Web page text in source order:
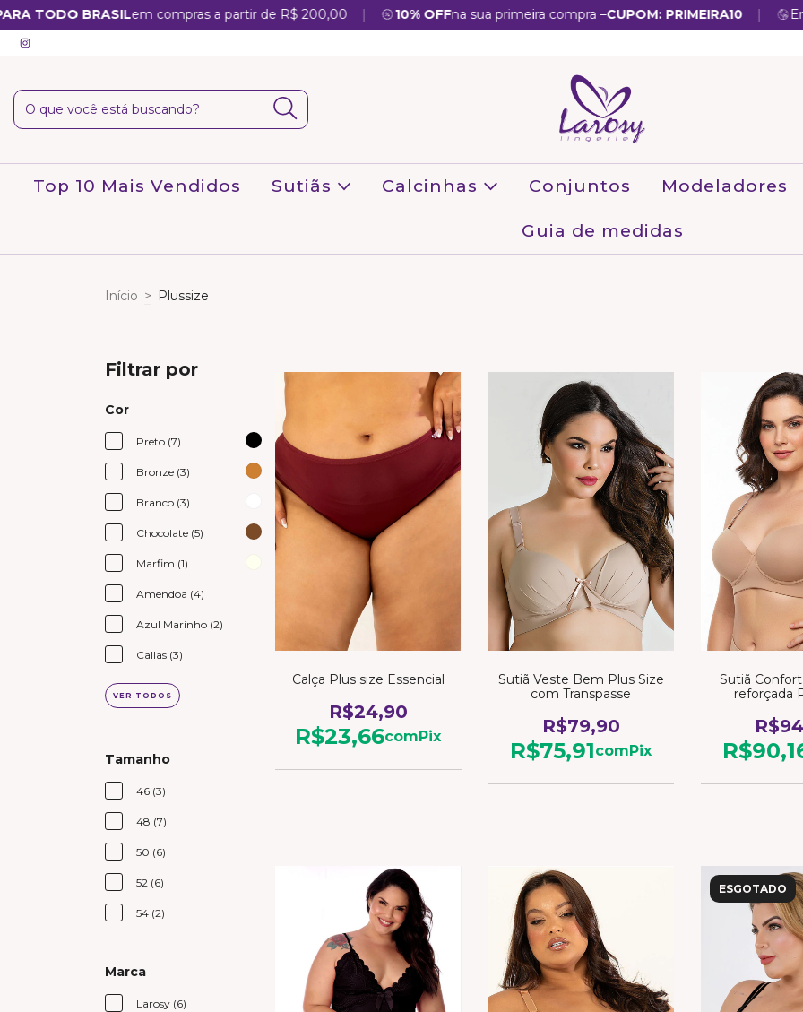
TODO BRASILem compras a partir de R$ 200,00 | 10% OFF na sua primeira compra –CUPOM: PRIMEIRA10 |
Top 10 Mais Vendidos Sutiãs Calcinhas Conjuntos Modeladores
Guia de medidas
Início > Plussize
Filtrar por
Cor
Preto (7)
Bronze (3)
Branco (3)
Chocolate (5)
Marfim (1)
Amendoa (4)
Azul Marinho (2)
Callas (3)
VER TODOS
Tamanho
46 (3)
48 (7)
50 (6)
52 (6)
54 (2)
Marca
Larosy (6)
Calça Plus size Essencial
R$24,90
R$23,66com Pix
Sutiã Veste Bem Plus Size
com Transpasse
R$79,90
R$75,91com Pix
Sutiã
reforçada
ESGOTADO